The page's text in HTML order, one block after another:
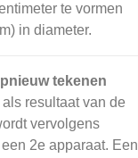
te vormen
in diameter.
tekenen
resultaat van de
vervolgens
2e apparaat. Een